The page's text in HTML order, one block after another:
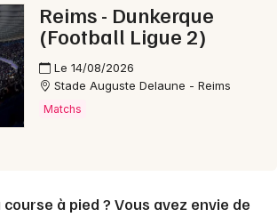
Je m'abonne
Reims - Dunkerque
(Football Ligue 2)
Le 14/08/2026
Stade Auguste Delaune - Reims
Matchs
à pied ? Vous avez envie de